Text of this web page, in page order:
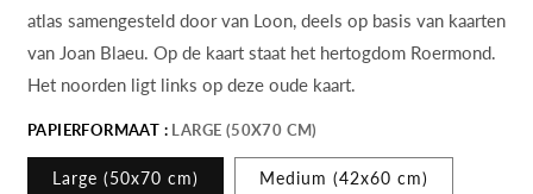
atlas samengesteld door van Loon, deels op basis van kaarten
van Joan Blaeu. Op de kaart staat het hertogdom Roermond.
Het noorden ligt links op deze oude kaart.
PAPIERFORMAAT : LARGE (50X70 CM)
Large (50x70 cm) Medium (42x60 cm)